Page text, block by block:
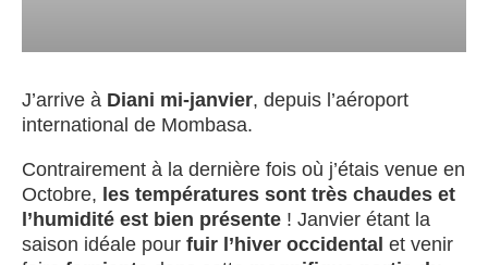
J’arrive à Diani mi-janvier, depuis l’aéroport
international de Mombasa.
Contrairement à la dernière fois où j’étais venue en
Octobre, les températures sont très chaudes et
l’humidité est bien présente ! Janvier étant la
saison idéale pour fuir l’hiver occidental et venir